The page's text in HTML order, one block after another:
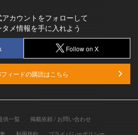
カウントをフォローして
メ情報を手に入れよう
Follow on X
ィードの購読はこちら
供一覧
掲載依頼 / お問い合わせ
利用規約 プライバシーポリシー